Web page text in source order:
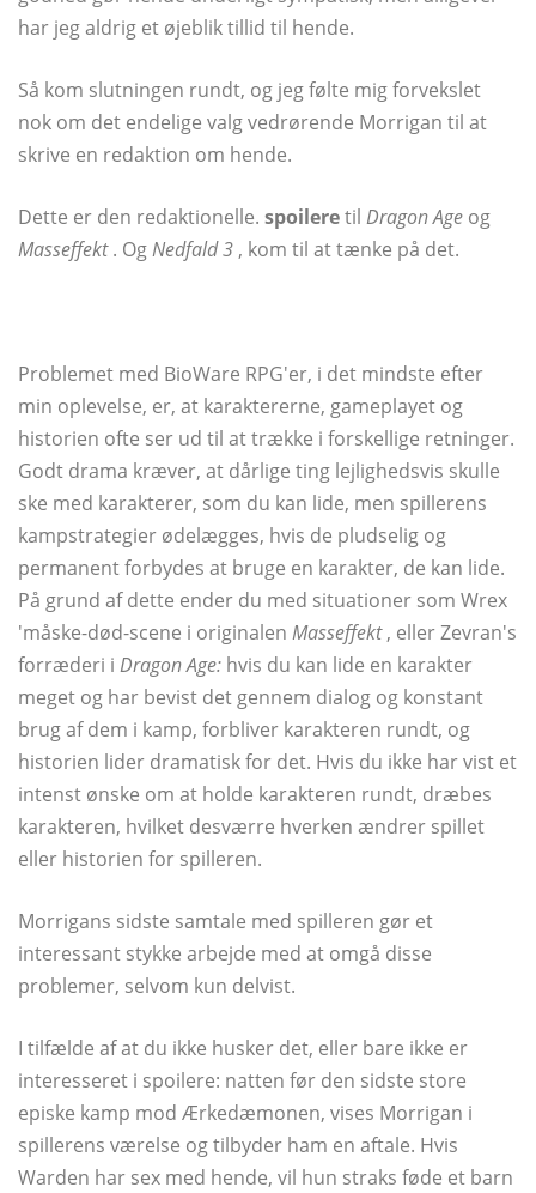
har jeg aldrig et øjeblik tillid til hende.
Så kom slutningen rundt, og jeg følte mig forvekslet
nok om det endelige valg vedrørende Morrigan til at
skrive en redaktion om hende.
Dette er den redaktionelle. spoileretil Dragon Age og
Masseffekt. OgNedfald 3 , kom til at tænke på det.
Problemet med BioWare RPG'er, i det mindste efter
min oplevelse, er, at karaktererne, gameplayet og
historien ofte ser ud til at trække i forskellige retninger.
Godt drama kræver, at dårlige ting lejlighedsvis skulle
ske med karakterer, som du kan lide, men spillerens
kampstrategier ødelægges, hvis de pludselig og
permanent forbydes at bruge en karakter, de kan lide.
På grund af dette ender du med situationer som Wrex
'måske-død-scene i originalen Masseffekt, eller Zevran's
forræderi i Dragon Age: hvis du kan lide en karakter
meget og har bevist det gennem dialog og konstant
brug af dem i kamp, ​​forbliver karakteren rundt, og
historien lider dramatisk for det. Hvis du ikke har vist et
intenst ønske om at holde karakteren rundt, dræbes
karakteren, hvilket desværre hverken ændrer spillet
eller historien for spilleren.
Morrigans sidste samtale med spilleren gør et
interessant stykke arbejde med at omgå disse
problemer, selvom kun delvist.
I tilfælde af at du ikke husker det, eller bare ikke er
interesseret i spoilere: natten før den sidste store
episke kamp mod Ærkedæmonen, vises Morrigan i
spillerens værelse og tilbyder ham en aftale. Hvis
Warden har sex med hende, vil hun straks føde et barn